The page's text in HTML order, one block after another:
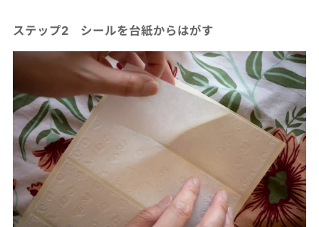
ステップ2 シールを台紙からはがす